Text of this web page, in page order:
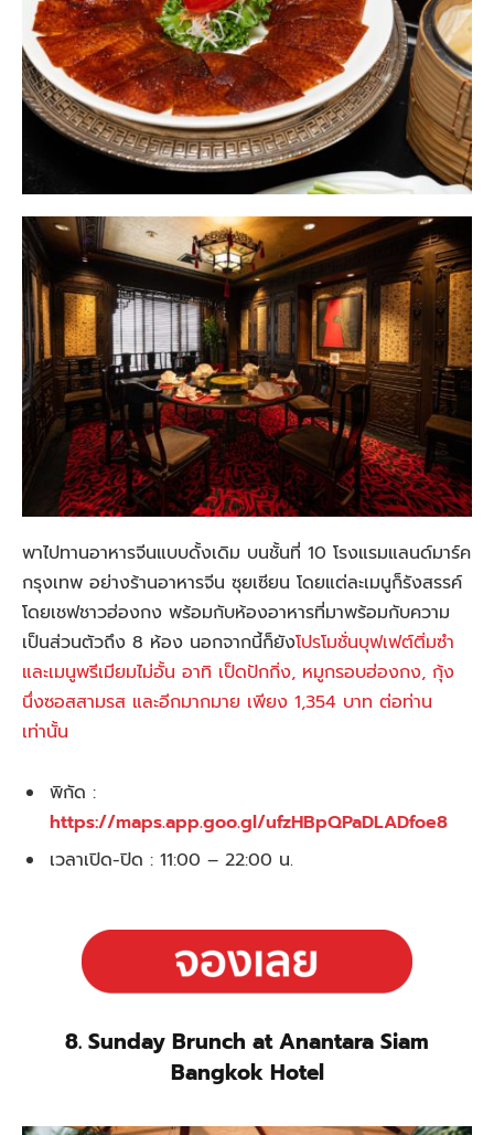
พาไปทานอาหารจีนแบบดั้งเดิม บนชั้นที่ 10 โรงแรมแลนด์มาร์ค
กรุงเทพ อย่างร้านอาหารจีน ซุยเซียน โดยแต่ละเมนูก็รังสรรค์
โดยเชฟชาวฮ่องกง พร้อมกับห้องอาหารที่มาพร้อมกับความ
เป็นส่วนตัวถึง 8 ห้อง นอกจากนี้ก็ยังโปรโมชั่นบุฟเฟต์ติ่มซำ
และเมนูพรีเมียมไม่อั้น อาทิ เป็ดปักกิ่ง, หมูกรอบฮ่องกง, กุ้ง
นึ่งซอสสามรส และอีกมากมาย เพียง 1,354 บาท ต่อท่าน
เท่านั้น
พิกัด :
https://maps.app.goo.gl/ufzHBpQPaDLADfoe8
เวลาเปิด-ปิด : 11:00 – 22:00 น.
8. Sunday Brunch at Anantara Siam
Bangkok Hotel